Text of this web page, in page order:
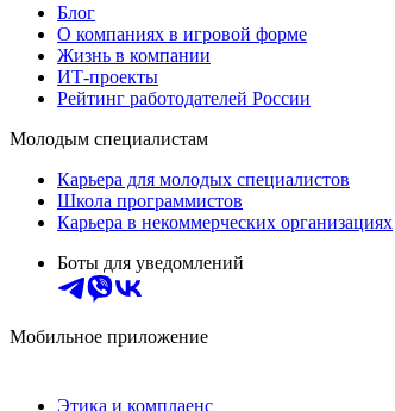
Блог
О компаниях в игровой форме
Жизнь в компании
ИТ-проекты
Рейтинг работодателей России
Молодым специалистам
Карьера для молодых специалистов
Школа программистов
Карьера в некоммерческих организациях
Боты для уведомлений
Мобильное приложение
Этика и комплаенс